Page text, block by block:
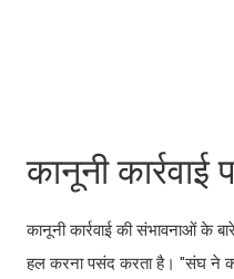
कानूनी
कानूनी कार्रवाई की संभावनाओं के
हल करना पसंद करता है। "संघ ने